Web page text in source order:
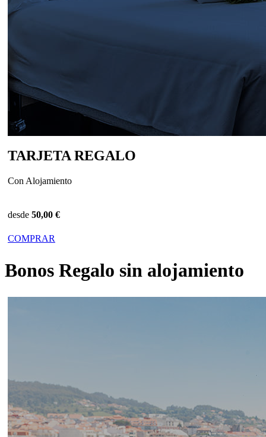
TARJETA REGALO
Con Alojamiento
desde 50,00 €
COMPRAR
Bonos Regalo sin alojamiento